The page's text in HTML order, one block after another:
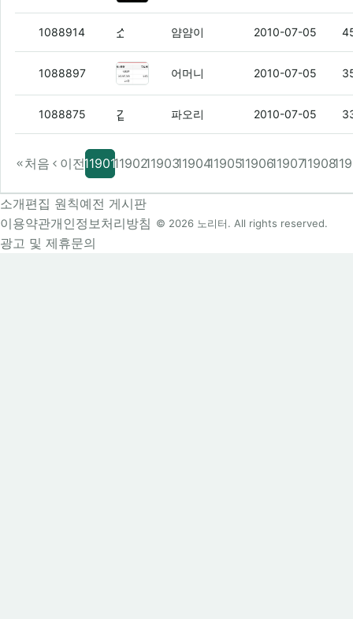
1088914 얌얌이 2010-07-05
1088897 재미난 떡밥 없냐??(1)
어머니 2010-07-05
1088875 (6)
파오리 2010-07-05
처음 이전1190111902119031190411905119061190711908
소개편집 원칙예전 게시판
이용약관개인정보처리방침
광고 및 제휴문의
© 2026 노리터. All rights reserved.